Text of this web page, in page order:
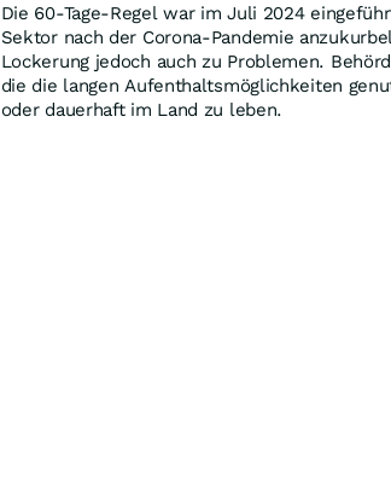
Die 60-Tage-Regel war im Juli 2024
Sektor nach der Corona-Pandemie
Lockerung jedoch auch zu Problemen.
die die langen Aufenthaltsmöglichkeiten
oder dauerhaft im Land zu leben.